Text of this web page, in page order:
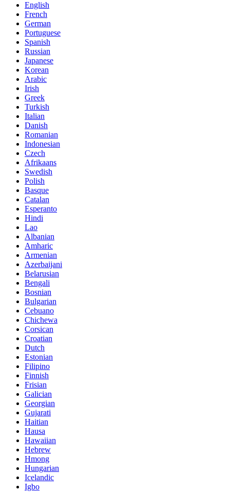
English
French
German
Portuguese
Spanish
Russian
Japanese
Korean
Arabic
Irish
Greek
Turkish
Italian
Danish
Romanian
Indonesian
Czech
Afrikaans
Swedish
Polish
Basque
Catalan
Esperanto
Hindi
Lao
Albanian
Amharic
Armenian
Azerbaijani
Belarusian
Bengali
Bosnian
Bulgarian
Cebuano
Chichewa
Corsican
Croatian
Dutch
Estonian
Filipino
Finnish
Frisian
Galician
Georgian
Gujarati
Haitian
Hausa
Hawaiian
Hebrew
Hmong
Hungarian
Icelandic
Igbo